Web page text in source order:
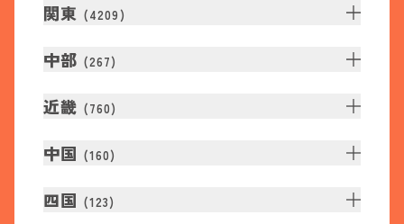
関東 (4209 )
中部 (267)
近畿 (760)
中国 (160)
四国 (123)